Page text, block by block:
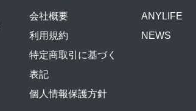
会社概要
利用規約
特定商取引に基づく
表記
個人情報保護方針
ANYLIFE
NEWS